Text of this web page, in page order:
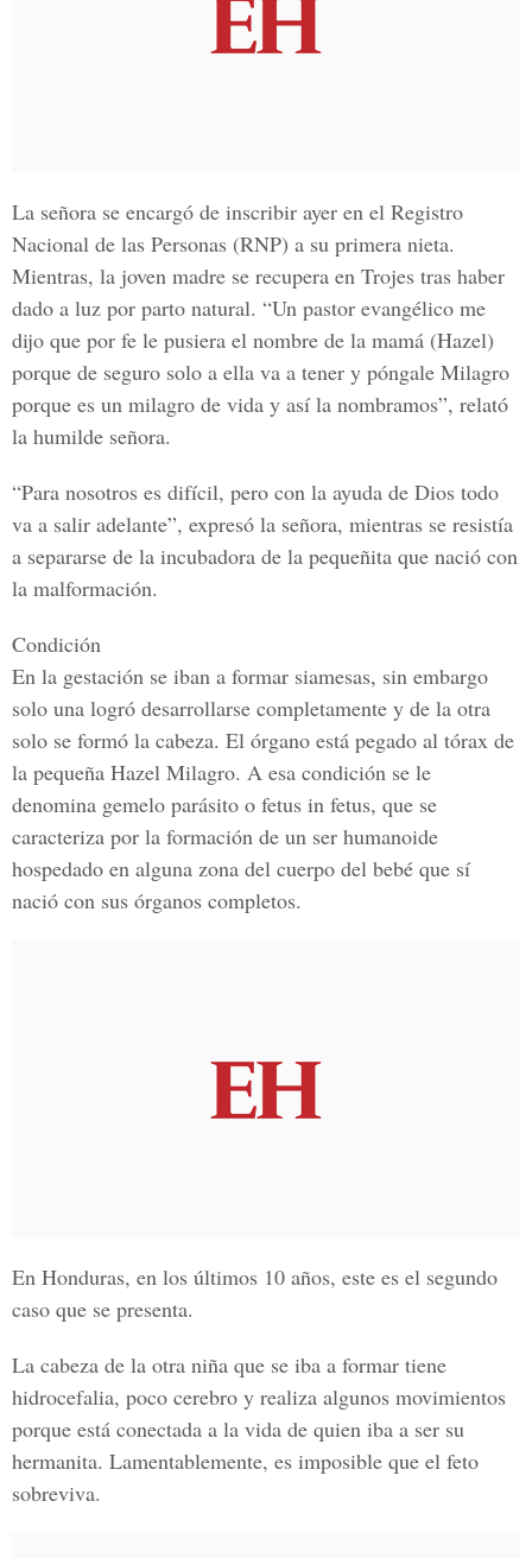
La señora se encargó de inscribir ayer en el Registro
Nacional de las Personas (RNP) a su primera nieta.
Mientras, la joven madre se recupera en Trojes tras haber
dado a luz por parto natural. “Un pastor evangélico me
dijo que por fe le pusiera el nombre de la mamá (Hazel)
porque de seguro solo a ella va a tener y póngale Milagro
porque es un milagro de vida y así la nombramos”, relató
la humilde señora.
“Para nosotros es difícil, pero con la ayuda de Dios todo
va a salir adelante”, expresó la señora, mientras se resistía
a separarse de la incubadora de la pequeñita que nació con
la malformación.
Condición
En la gestación se iban a formar siamesas, sin embargo
solo una logró desarrollarse completamente y de la otra
solo se formó la cabeza. El órgano está pegado al tórax de
la pequeña Hazel Milagro. A esa condición se le
denomina gemelo parásito o fetus in fetus, que se
caracteriza por la formación de un ser humanoide
hospedado en alguna zona del cuerpo del bebé que sí
nació con sus órganos completos.
En Honduras, en los últimos 10 años, este es el segundo
caso que se presenta.
La cabeza de la otra niña que se iba a formar tiene
hidrocefalia, poco cerebro y realiza algunos movimientos
porque está conectada a la vida de quien iba a ser su
hermanita. Lamentablemente, es imposible que el feto
sobreviva.